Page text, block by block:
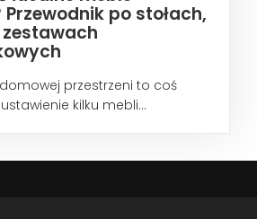
po stołach,
zestawach
przestrzeni to coś
kilku mebli...